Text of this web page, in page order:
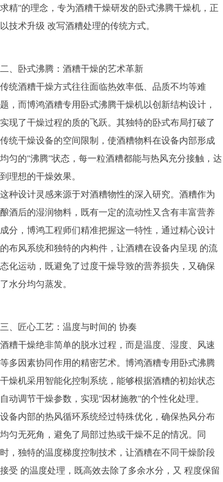
求精"的理念，专为酒糟干燥研发的卧式沸腾干燥机，正
以技术升级 改写酒糟处理的传统方式。
二、卧式沸腾：酒糟干燥的艺术革新
传统酒糟干燥方式往往面临热效率低、品质不均等难
题，而博鸿酒糟专用卧式沸腾干燥机以创新结构设计，
实现了干燥过程的质的飞跃。其独特的卧式布局打破了
传统干燥设备的空间限制，使酒糟物料在设备内部形成
均匀的"沸腾"状态，每一粒酒糟都能与热风充分接触，达
到理想的干燥效果。
这种设计灵感来源于对酒糟物性的深入研究。酒糟作为
酿酒后的湿润物料，既有一定的流动性又含有丰富营养
成分，博鸿工程师们精准把握这一特性，通过精心设计
的布风系统和独特的内构件，让酒糟在设备内呈现 的流
态化运动，既避免了过度干燥导致的营养损失，又确保
了水分均匀蒸发。
三、匠心工艺：温度与时间的 协奏
酒糟干燥绝非简单的脱水过程，而是温度、湿度、风速
等多因素协同作用的精密艺术。博鸿酒糟专用卧式沸腾
干燥机采用智能化控制系统，能够根据酒糟的初始状态
自动调节干燥参数，实现"因材施教"的个性化处理。
设备内部的热风循环系统经过特殊优化，确保热风分布
均匀无死角，避免了局部过热或干燥不足的情况。同
时，独特的温度梯度控制技术，让酒糟在不同干燥阶段
接受 的温度处理，既高效去除了多余水分，又 程度保留